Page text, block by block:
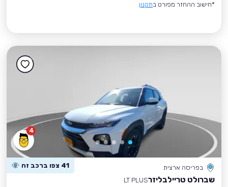
*חישוב ההחזר מפורט בתקנון
4
בפריסה ארצית 41 צפו ברכב זה
שברולט טריילבליזרLT PLUS